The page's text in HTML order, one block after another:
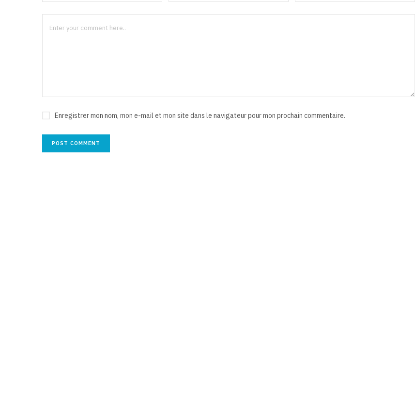
Enregistrer mon nom, mon e-mail et mon site dans le navigateur pour mon prochain commentaire.